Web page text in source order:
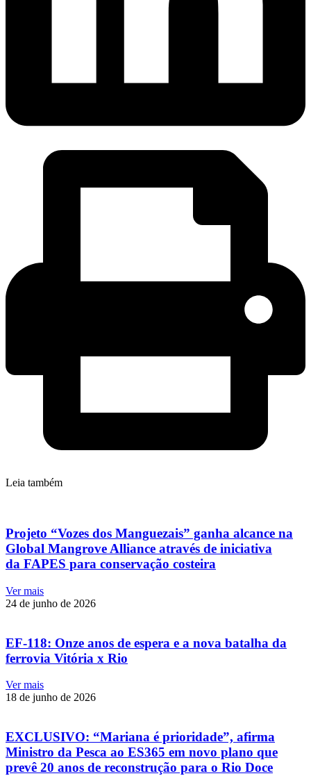
Leia também
Projeto “Vozes dos Manguezais” ganha alcance na
Global Mangrove Alliance através de iniciativa
da FAPES para conservação costeira
Ver mais
24 de junho de 2026
EF-118: Onze anos de espera e a nova batalha da
ferrovia Vitória x Rio
Ver mais
18 de junho de 2026
EXCLUSIVO: “Mariana é prioridade”, afirma
Ministro da Pesca ao ES365 em novo plano que
prevê 20 anos de reconstrução para o Rio Doce